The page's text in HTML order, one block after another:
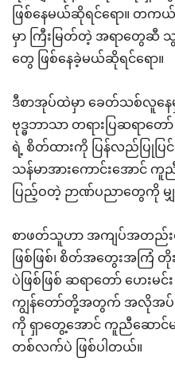
ဖြစ်နေမယ်ဆိုရင်ရော။
မှာ ကြီးမြတ်တဲ့ အရာတွေဆီ သွ
တွေ ဖြစ်နေခဲ့မယ်ဆိုရင်ရော။
ဒီစာအုပ်ထဲမှာ ခေတ်သစ်လူနေ
ဗုဒ္ဓဘာသာ တရားပြဆရာတ
ရဲ့ စိတ်ထားကို ပြန်လည်ပြုပြင်
သန်မာအားကောင်းအောင် ကူညီ
ပြည့်ဝတဲ့ ဉာဏ်ပညာတွေကို မ
စာဖတ်သူဟာ အကျပ်အတည်း
ဖြစ်ဖြစ်၊ စိတ်အတွေးအကြံ
ပဲဖြစ်ဖြစ် ဆရာတော် ဟေးမ
ကျွန်တော်တို့အတွက် အလိုအပ်ဆုံ
ကို ရှာတွေ့အောင် ကူညီဆောင်မ
တစ်လက်ပဲ ဖြစ်ပါတယ်။